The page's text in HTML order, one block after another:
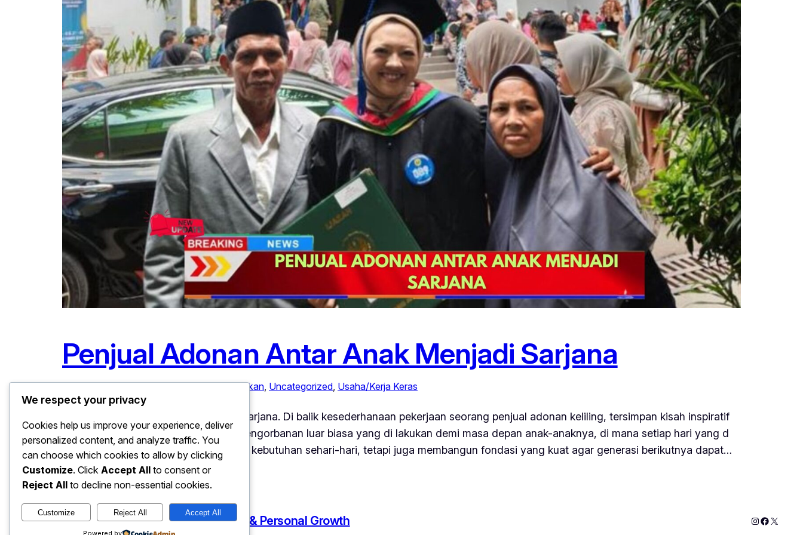
Penjual Adonan Antar Anak Menjadi Sarjana
Januari 23, 2026Inspirasi, Keluarga, Pendidikan, Uncategorized, Usaha/Kerja Keras
Penjual Adonan Antar Anak Menjadi Sarjana. Di balik kesederhanaan pekerjaan seorang penjual adonan keliling, tersimpan kisah inspiratif
tentang kerja keras, ketekunan, dan pengorbanan luar biasa yang di lakukan demi masa depan anak-anaknya, di mana setiap hari yang d
ijalani bukan hanya tentang memenuhi kebutuhan sehari-hari, tetapi juga membangun fondasi yang kuat agar generasi berikutnya dapat…
Hell Is What You Make It | Inspiration & Personal Growth Instagram
X
We respect your privacy
Cookies help us improve your experience, deliver
personalized content, and analyze traffic. You
can choose which cookies to allow by clicking
Customize. Click Accept All to consent or
Reject All to decline non-essential cookies.
Customize Reject All Accept All
Powered by